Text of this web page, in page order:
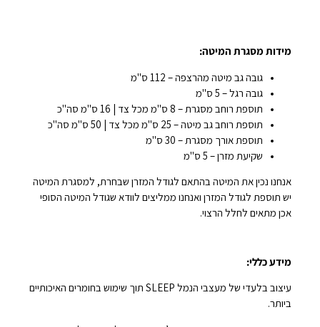
מידות מסגרת המיטה:
גובה גב מיטה מהרצפה – 112 ס"מ
גובה רגל – 5 ס"מ
תוספת רוחב מסגרת – 8 ס"מ מכל צד | 16 ס"מ סה"כ
תוספת רוחב גב מיטה – 25 ס"מ מכל צד | 50 ס"מ סה"כ
תוספת אורך מסגרת – 30 ס"מ
שקיעת מזרן – 5 ס"מ
אנחנו נכין את המיטה בהתאם לגודל המזרן שבחרת, למסגרת המיטה
יש תוספת לגודל המזרן ואנחנו ממליצים לוודא שגודל המיטה הסופי
אכן מתאים לחלל הרצוי.
מידע כללי:
עיצוב בלעדי של מעצבי הנמל SLEEP תוך שימוש בחומרים האיכותיים
ביותר.